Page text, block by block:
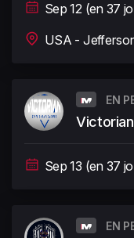
Sep 12 (en 37
USA -
EN
Sep 13 (en 37
EN